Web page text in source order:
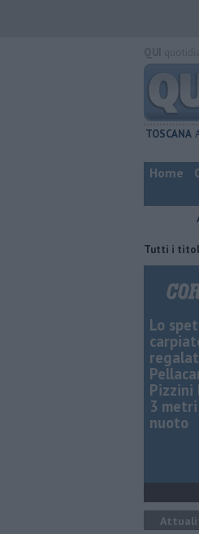
TOSCANA
Home
Tutti i
Nascosta in un bar per
Lo
Pizzini
3
nuoto